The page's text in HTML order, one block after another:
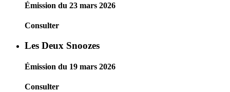
Émission du 23 mars 2026
Consulter
Les Deux Snoozes
Émission du 19 mars 2026
Consulter